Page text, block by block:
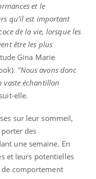
et le
qu’il est important
de la vie, lorsque les
être les plus
Gina Marie
"Nous avons donc
vaste échantillon
elle.
sur leur sommeil,
des
une semaine. En
et leurs potentielles
de comportement